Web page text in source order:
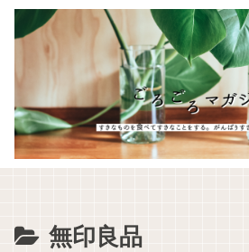
無印良品